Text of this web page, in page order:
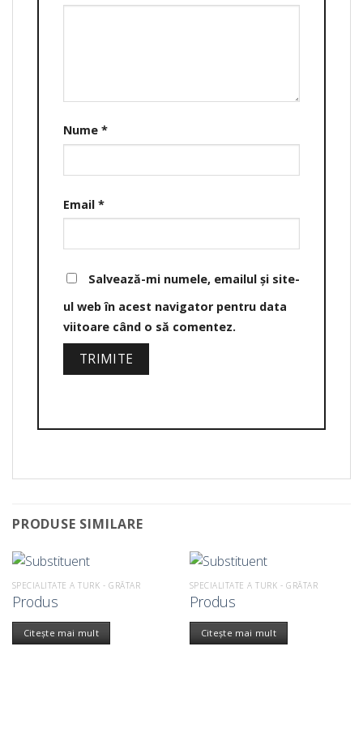
Nume *
Email *
Salvează-mi numele, emailul și site-
ul web în acest navigator pentru data
viitoare când o să comentez.
PRODUSE SIMILARE
SPECIALITATE A TURK - GRĂTAR
Produs
Citește mai mult
SPECIALITATE A TURK - GRĂTAR
Produs
Citește mai mult